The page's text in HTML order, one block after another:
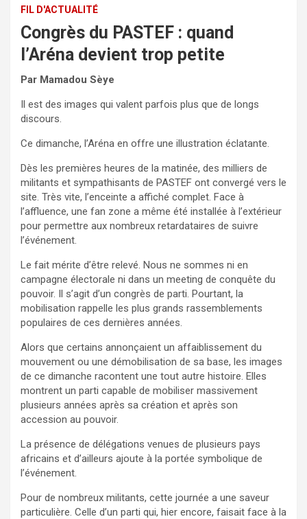
FIL D'ACTUALITÉ
Congrès du PASTEF : quand
l’Aréna devient trop petite
Par Mamadou Sèye
Il est des images qui valent parfois plus que de longs
discours.
Ce dimanche, l’Aréna en offre une illustration éclatante.
Dès les premières heures de la matinée, des milliers de
militants et sympathisants de PASTEF ont convergé vers le
site. Très vite, l’enceinte a affiché complet. Face à
l’affluence, une fan zone a même été installée à l’extérieur
pour permettre aux nombreux retardataires de suivre
l’événement.
Le fait mérite d’être relevé. Nous ne sommes ni en
campagne électorale ni dans un meeting de conquête du
pouvoir. Il s’agit d’un congrès de parti. Pourtant, la
mobilisation rappelle les plus grands rassemblements
populaires de ces dernières années.
Alors que certains annonçaient un affaiblissement du
mouvement ou une démobilisation de sa base, les images
de ce dimanche racontent une tout autre histoire. Elles
montrent un parti capable de mobiliser massivement
plusieurs années après sa création et après son
accession au pouvoir.
La présence de délégations venues de plusieurs pays
africains et d’ailleurs ajoute à la portée symbolique de
l’événement.
Pour de nombreux militants, cette journée a une saveur
particulière. Celle d’un parti qui, hier encore, faisait face à la